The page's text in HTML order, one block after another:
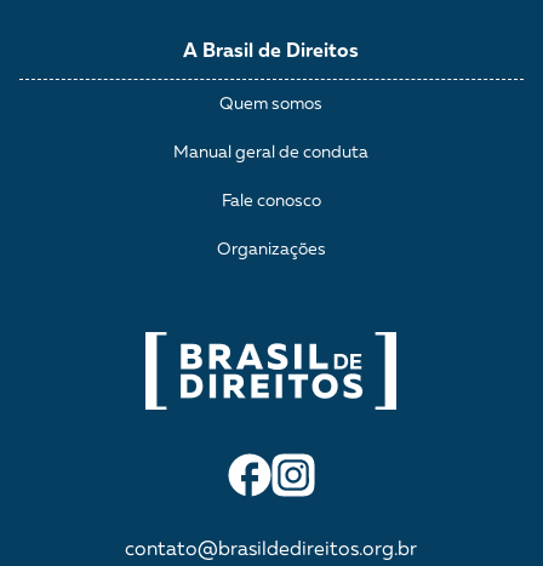
contato@brasildedireitos.org.br
A Brasil de Direitos
Quem somos
Manual geral de conduta
Fale conosco
Organizações